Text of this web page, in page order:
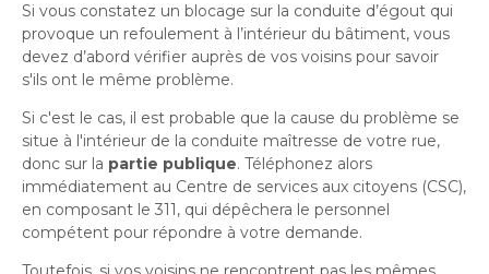
Aménagement et urbanisme
Rôle d'évaluation
Rôle d'évaluation
Taxes
Taxes
Arts et culture
Arts et culture
Bibliothèques
Bibliothèques
Développement social
Développement social
Histoire et patrimoine
Histoire et patrimoine
Services de proximité
Déneigement
Déneigement
Eau
Eau
Écocentres
Écocentres
Transition socioécologique
et mobilité
Transition socioécologique et mobilité
Sécurité publique
Quoi faire à Longueuil
Activités artistiques et
culturelles
Activités littéraires
Si vous constatez un blocage sur la conduite d’égout qui
provoque un refoulement à l’intérieur du bâtiment, vous
devez d’abord vérifier auprès de vos voisins pour savoir
s'ils ont le même problème.
Si c'est le cas, il est probable que la cause du problème se
situe à l'intérieur de la conduite maîtresse de votre rue,
donc sur la partie publique. Téléphonez alors
immédiatement au Centre de services aux citoyens (CSC),
en composant le 311, qui dépêchera le personnel
compétent pour répondre à votre demande.